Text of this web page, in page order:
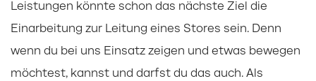
Leistungen könnte schon das nächste Ziel die
Einarbeitung zur Leitung eines Stores sein. Denn
wenn du bei uns Einsatz zeigen und etwas bewegen
möchtest, kannst und darfst du das auch. Als